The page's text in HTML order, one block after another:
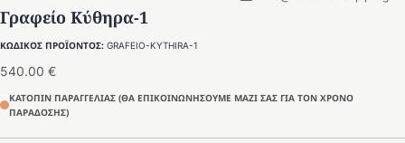
Γραφείο Κύθηρα-1
ΚΩΔΙΚΟΣ ΠΡΟΪΟΝΤΟΣ: GRAFEIO-KYTHIRA-1
540.00 €
ΚΑΤΟΠΙΝ ΠΑΡΑΓΓΕΛΙΑΣ (ΘΑ ΕΠΙΚΟΙΝΩΝΗΣΟΥΜΕ ΜΑΖΙ ΣΑΣ ΓΙΑ ΤΟΝ ΧΡΟΝΟ
ΠΑΡΑΔΟΣΗΣ)